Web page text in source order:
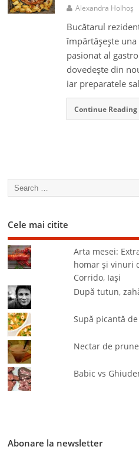
Alexandra Holhoş
Bucătarul
împărtăşeşte
pasionat al
dovedeşte din
iar preparatele
Continue Reading
Cele mai citite
Arta mesei:
homar şi vinuri
Corrido, Iaşi
După tutun,
Supă picantă
Nectar de prune
Babic vs
Abonare la newsletter